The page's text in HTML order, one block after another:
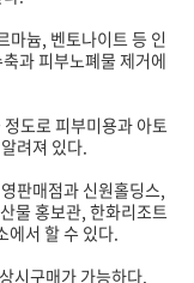
마늄, 벤토나이트 등 인
과 피부노폐물 제거에
도로 피부미용과 아토
려져 있다.
판매점과 신원홀딩스,
물 홍보관, 한화리조트
서 할 수 있다.
시구매가 가능하다.